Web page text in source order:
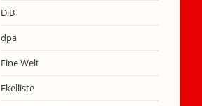
DiB
dpa
Eine Welt
Ekelliste